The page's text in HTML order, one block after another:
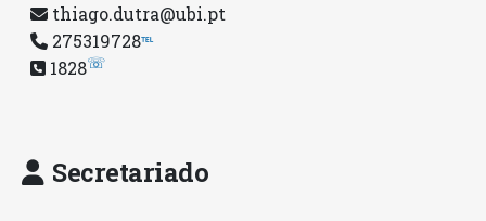
thiago.dutra@ubi.pt
275319728℡
1828☏
Secretariado